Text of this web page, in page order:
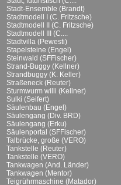
Stadt-Ensemble (Brandt)
Stadtmodell I (C. Fritzsche)
Stadtmodell II (C. Fritzsche)
Stadtmodell III (C....
Stadtvilla (Pewesti)
Stapelsteine (Engel)
Steinwald (SFFischer)
Strand-Buggy (Kellner)
Strandbuggy (K. Keller)
Straßeneck (Reuter)
Sturmwurm willi (Kellner)
Sulki (Seifert)
Säulenbau (Engel)
Säulengang (Div. BRD)
Säulengang (Erku)
Säulenportal (SFFischer)
Talbrücke, große (VERO)
Tankstelle (Reuter)
Tankstelle (VERO)
Tankwagen (And. Länder)
Tankwagen (Mentor)
Teigrührmaschine (Matador)